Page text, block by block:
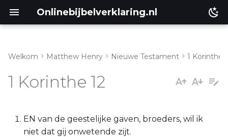
Onlinebijbelverklaring.nl
Leviticus
1 Korinthe 12:12-26
Welkom Matthew Henry Nieuwe Testament 1 Korinthe
1 Korinthe 12
EN van de geestelijke gaven, broeders, wil ik
niet dat gij onwetende zijt.